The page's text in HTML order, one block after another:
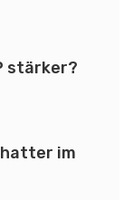
stärker?
im